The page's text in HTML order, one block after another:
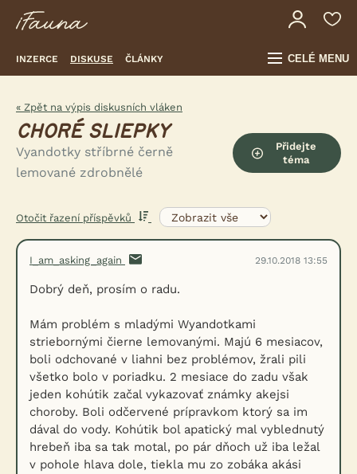
INZERCE DISKUSE ČLÁNKY CELÉ MENU
« Zpět na výpis diskusních vláken
CHORÉ SLIEPKY
Vyandotky stříbrné černě
lemované zdrobnělé
Přidejte
téma
Otočit řazení příspěvků
I_am_asking_again 29.10.2018 13:55
Dobrý deň, prosím o radu.
Mám problém s mladými Wyandotkami
striebornými čierne lemovanými. Majú 6 mesiacov,
boli odchované v liahni bez problémov, žrali pili
všetko bolo v poriadku. 2 mesiace do zadu však
jeden kohútik začal vykazovať známky akejsi
choroby. Boli odčervené prípravkom ktorý sa im
dával do vody. Kohútik bol apatický mal vyblednutý
hrebeň iba sa tak motal, po pár dňoch už iba ležal
v pohole hlava dole, tiekla mu zo zobáka akási